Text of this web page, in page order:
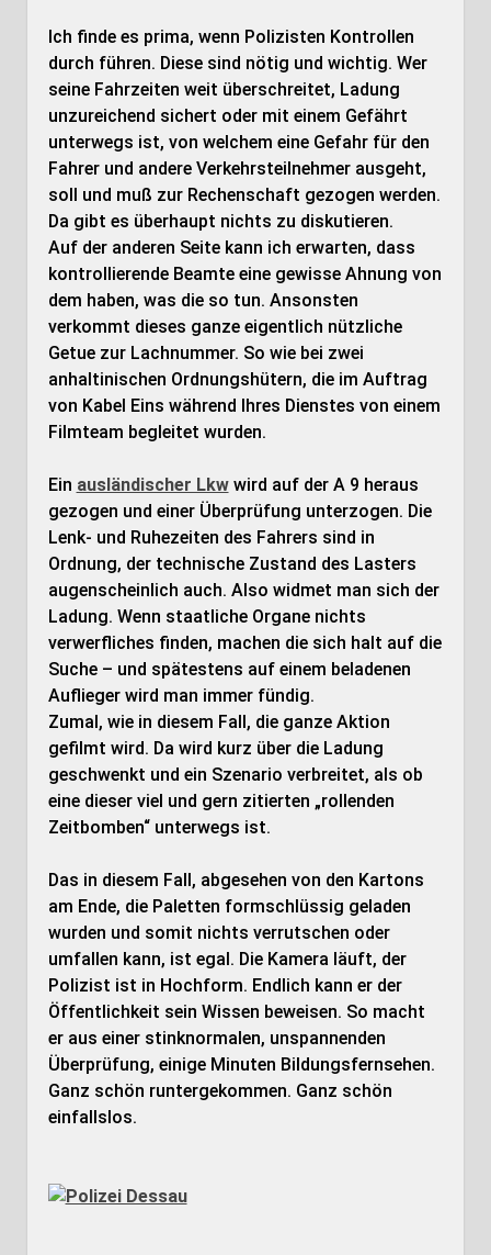
Ich finde es prima, wenn Polizisten Kontrollen
durch führen. Diese sind nötig und wichtig. Wer
seine Fahrzeiten weit überschreitet, Ladung
unzureichend sichert oder mit einem Gefährt
unterwegs ist, von welchem eine Gefahr für den
Fahrer und andere Verkehrsteilnehmer ausgeht,
soll und muß zur Rechenschaft gezogen werden.
Da gibt es überhaupt nichts zu diskutieren.
Auf der anderen Seite kann ich erwarten, dass
kontrollierende Beamte eine gewisse Ahnung von
dem haben, was die so tun. Ansonsten
verkommt dieses ganze eigentlich nützliche
Getue zur Lachnummer. So wie bei zwei
anhaltinischen Ordnungshütern, die im Auftrag
von Kabel Eins während Ihres Dienstes von einem
Filmteam begleitet wurden.
Ein ausländischer Lkwwird auf der A 9 heraus
gezogen und einer Überprüfung unterzogen. Die
Lenk- und Ruhezeiten des Fahrers sind in
Ordnung, der technische Zustand des Lasters
augenscheinlich auch. Also widmet man sich der
Ladung. Wenn staatliche Organe nichts
verwerfliches finden, machen die sich halt auf die
Suche – und spätestens auf einem beladenen
Auflieger wird man immer fündig.
Zumal, wie in diesem Fall, die ganze Aktion
gefilmt wird. Da wird kurz über die Ladung
geschwenkt und ein Szenario verbreitet, als ob
eine dieser viel und gern zitierten „rollenden
Zeitbomben“ unterwegs ist.
Das in diesem Fall, abgesehen von den Kartons
am Ende, die Paletten formschlüssig geladen
wurden und somit nichts verrutschen oder
umfallen kann, ist egal. Die Kamera läuft, der
Polizist ist in Hochform. Endlich kann er der
Öffentlichkeit sein Wissen beweisen. So macht
er aus einer stinknormalen, unspannenden
Überprüfung, einige Minuten Bildungsfernsehen.
Ganz schön runtergekommen. Ganz schön
einfallslos.